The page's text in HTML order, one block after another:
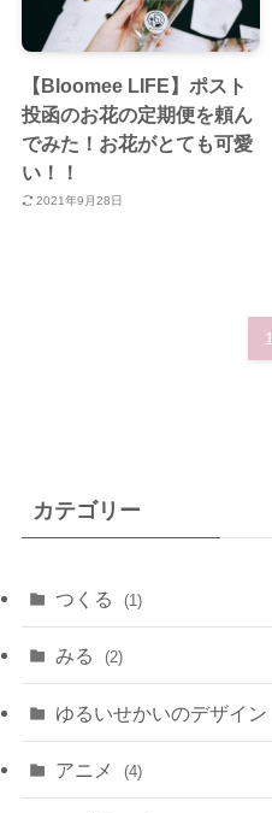
【Bloomee LIFE】ポスト
投函のお花の定期便を頼ん
でみた！お花がとても可愛
い！！
2021年9月28日
1
カテゴリー
つくる (1)
みる (2)
ゆるいせかいのデザイン
アニメ (4)